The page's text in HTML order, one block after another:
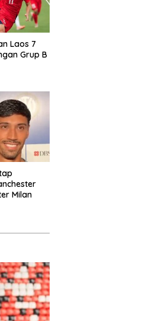
Laos 7
Grup B
Milan